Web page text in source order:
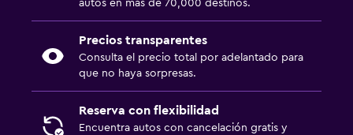
autos en más de 70,000 destinos.
Precios transparentes
Consulta el precio total por adelantado para
que no haya sorpresas.
Reserva con flexibilidad
Encuentra autos con cancelación gratis y